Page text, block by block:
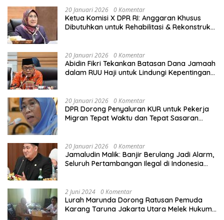
20 Januari 2026 0 Komentar
Ketua Komisi X DPR RI: Anggaran Khusus
Dibutuhkan untuk Rehabilitasi & Rekonstruksi
20 Januari 2026 0 Komentar
Abidin Fikri Tekankan Batasan Dana Jamaah
dalam RUU Haji untuk Lindungi Kepentingan
20 Januari 2026 0 Komentar
DPR Dorong Penyaluran KUR untuk Pekerja
Migran Tepat Waktu dan Tepat Sasaran
20 Januari 2026 0 Komentar
Jamaludin Malik: Banjir Berulang Jadi Alarm,
Seluruh Pertambangan Ilegal di Indonesia
2 Juni 2024 0 Komentar
Lurah Marunda Dorong Ratusan Pemuda
Karang Taruna Jakarta Utara Melek Hukum